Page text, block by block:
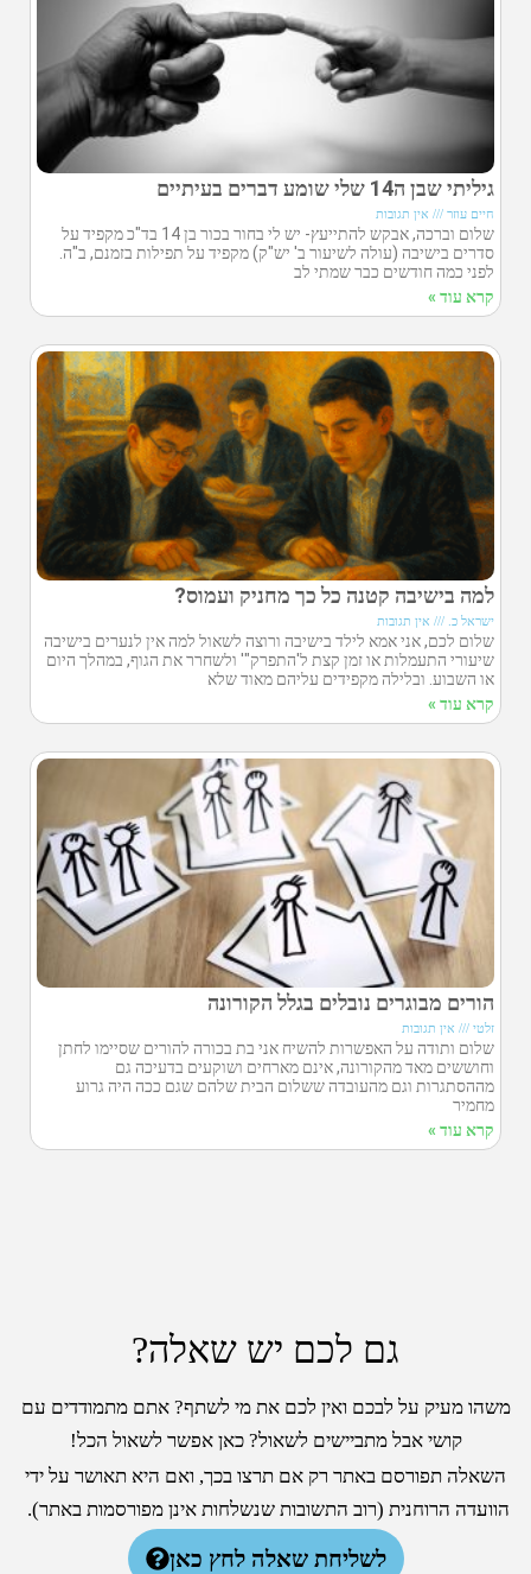
גיליתי שבן ה14 שלי שומע דברים בעיתיים
חיים עוזר אין תגובות
שלום וברכה, אבקש להתייעץ- יש לי בחור בכור בן 14 בד"כ מקפיד על
סדרים בישיבה (עולה לשיעור ב' יש"ק) מקפיד על תפילות בזמנם, ב"ה.
לפני כמה חודשים כבר שמתי לב
קרא עוד »
למה בישיבה קטנה כל כך מחניק ועמוס?
ישראל כ. אין תגובות
שלום לכם, אני אמא לילד בישיבה ורוצה לשאול למה אין לנערים בישיבה
שיעורי התעמלות או זמן קצת ל'התפרק"' ולשחרר את הגוף, במהלך היום
או השבוע. ובלילה מקפידים עליהם מאוד שלא
קרא עוד »
הורים מבוגרים נובלים בגלל הקורונה
זלטי אין תגובות
שלום ותודה על האפשרות להשיח אני בת בכורה להורים שסיימו לחתן
וחוששים מאד מהקורונה, אינם מארחים ושוקעים בדעיכה גם
מההסתגרות וגם מהעובדה ששלום הבית שלהם שגם ככה היה גרוע
מחמיר
קרא עוד »
גם לכם יש שאלה?
משהו מעיק על לבכם ואין לכם את מי לשתף? אתם מתמודדים עם
קושי אבל מתביישים לשאול? כאן אפשר לשאול הכל!
השאלה תפורסם באתר רק אם תרצו בכך, ואם היא תאושר על ידי
הוועדה הרוחנית (רוב התשובות שנשלחות אינן מפורסמות באתר).
לשליחת שאלה לחץ כאן